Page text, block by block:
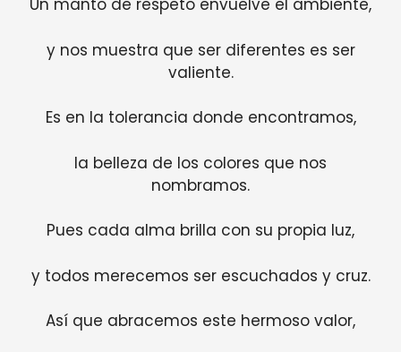
Un manto de respeto envuelve el ambiente,
y nos muestra que ser diferentes es ser
valiente.
Es en la tolerancia donde encontramos,
la belleza de los colores que nos
nombramos.
Pues cada alma brilla con su propia luz,
y todos merecemos ser escuchados y cruz.
Así que abracemos este hermoso valor,